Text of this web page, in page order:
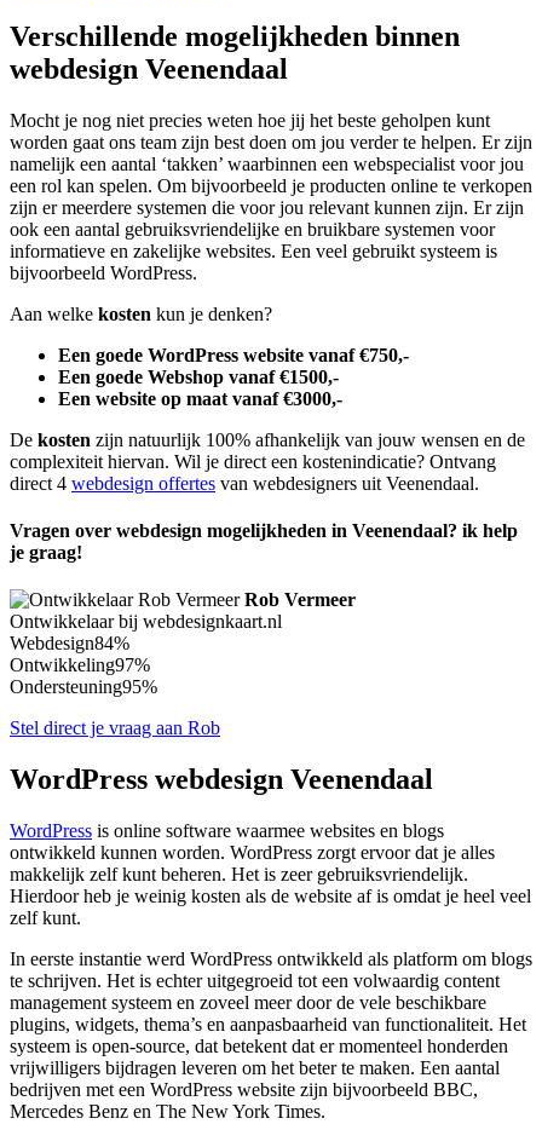
Verschillende mogelijkheden binnen
webdesign Veenendaal
Mocht je nog niet precies weten hoe jij het beste geholpen kunt
worden gaat ons team zijn best doen om jou verder te helpen. Er zijn
namelijk een aantal ‘takken’ waarbinnen een webspecialist voor jou
een rol kan spelen. Om bijvoorbeeld je producten online te verkopen
zijn er meerdere systemen die voor jou relevant kunnen zijn. Er zijn
ook een aantal gebruiksvriendelijke en bruikbare systemen voor
informatieve en zakelijke websites. Een veel gebruikt systeem is
bijvoorbeeld WordPress.
Aan welke kosten kun je denken?
Een goede WordPress website vanaf €750,-
Een goede Webshop vanaf €1500,-
Een website op maat vanaf €3000,-
De kosten zijn natuurlijk 100% afhankelijk van jouw wensen en de
complexiteit hiervan. Wil je direct een kostenindicatie? Ontvang
direct 4 webdesign offertes van webdesigners uit Veenendaal.
Vragen over webdesign mogelijkheden in Veenendaal? ik help
je graag!
Rob Vermeer
Ontwikkelaar bij webdesignkaart.nl
Webdesign84%
Ontwikkeling97%
Ondersteuning95%
Stel direct je vraag aan Rob
WordPress webdesign Veenendaal
WordPress is online software waarmee websites en blogs
ontwikkeld kunnen worden. WordPress zorgt ervoor dat je alles
makkelijk zelf kunt beheren. Het is zeer gebruiksvriendelijk.
Hierdoor heb je weinig kosten als de website af is omdat je heel veel
zelf kunt.
In eerste instantie werd WordPress ontwikkeld als platform om blogs
te schrijven. Het is echter uitgegroeid tot een volwaardig content
management systeem en zoveel meer door de vele beschikbare
plugins, widgets, thema’s en aanpasbaarheid van functionaliteit. Het
systeem is open-source, dat betekent dat er momenteel honderden
vrijwilligers bijdragen leveren om het beter te maken. Een aantal
bedrijven met een WordPress website zijn bijvoorbeeld BBC,
Mercedes Benz en The New York Times.